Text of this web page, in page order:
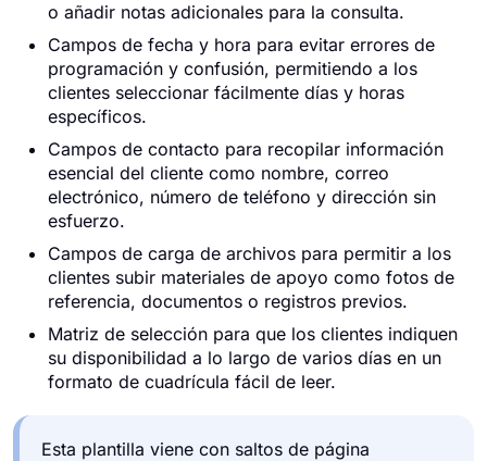
o añadir notas adicionales para la consulta.
Campos de fecha y hora para evitar errores de
programación y confusión, permitiendo a los
clientes seleccionar fácilmente días y horas
específicos.
Campos de contacto para recopilar información
esencial del cliente como nombre, correo
electrónico, número de teléfono y dirección sin
esfuerzo.
Campos de carga de archivos para permitir a los
clientes subir materiales de apoyo como fotos de
referencia, documentos o registros previos.
Matriz de selección para que los clientes indiquen
su disponibilidad a lo largo de varios días en un
formato de cuadrícula fácil de leer.
Esta plantilla viene con saltos de página